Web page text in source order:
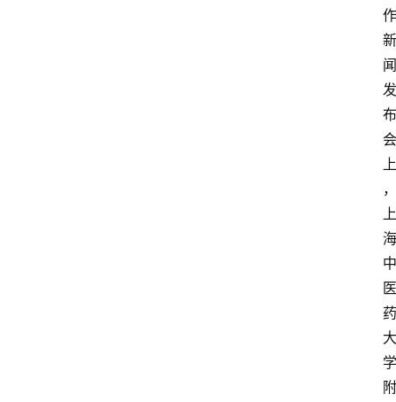
作
新
闻
发
布
会
上
，
上
海
中
医
药
大
学
附